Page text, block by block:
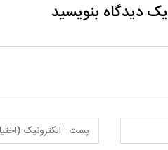
یک دیدگاه بنویسید